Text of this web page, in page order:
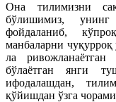
Она тилимизни
бўлишимиз, унинг
фойдаланиб,
манбаларни
ла
бўлаётган янги
ифодалашдан,
қўйишдан ўзга